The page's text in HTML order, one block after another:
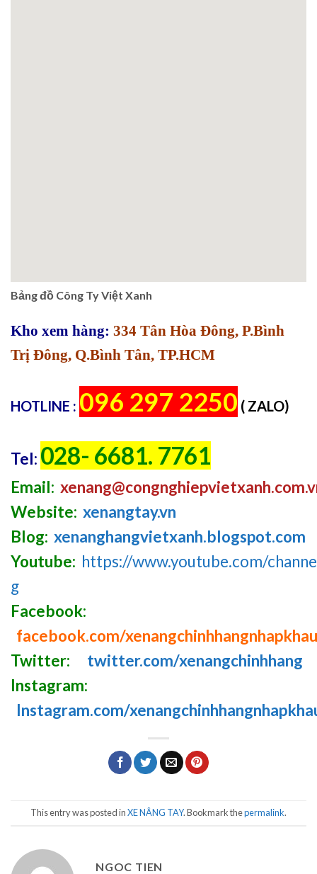
Bảng đồ Công Ty Việt Xanh
Kho xem hàng: 334 Tân Hòa Đông, P.Bình
Trị Đông, Q.Bình Tân, TP.HCM
HOTLINE : 096 297 2250 ( ZALO)
Tel: 028- 6681. 7761
Email: xenang@congnghiepvietxanh.com.v
Website: xenangtay.vn
Blog: xenanghangvietxanh.blogspot.com
Youtube: https://www.youtube.com/
g
Facebook:
facebook.com/xenangchinhhangnhapkhau
Twitter:
twitter.com/xenangchinhhang
Instagram:
Instagram.com/
This entry was posted inXE NÂNG TAY. Bookmark thepermalink.
NGOC TIEN